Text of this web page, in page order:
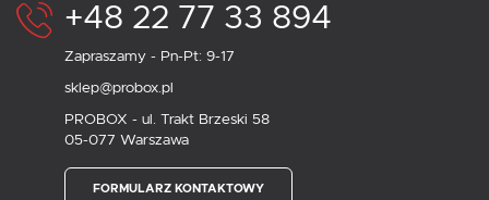
+48 22 77 33 894
Zapraszamy - Pn-Pt: 9-17
sklep@probox.pl
PROBOX - ul. Trakt Brzeski 58
05-077 Warszawa
FORMULARZ KONTAKTOWY